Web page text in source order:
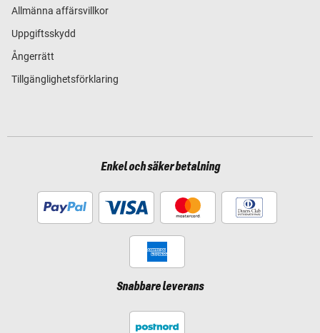
Allmänna affärsvillkor
Uppgiftsskydd
Ångerrätt
Tillgänglighetsförklaring
Enkel och säker betalning
Snabbare leverans